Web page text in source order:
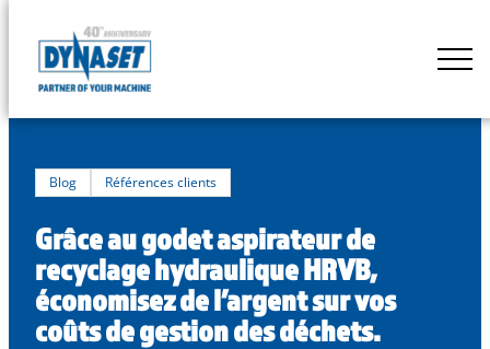
content
DYNASET
Blog Références clients
Grâce au godet aspirateur de
recyclage hydraulique HRVB,
économisez de l’argent sur vos
coûts de gestion des déchets.